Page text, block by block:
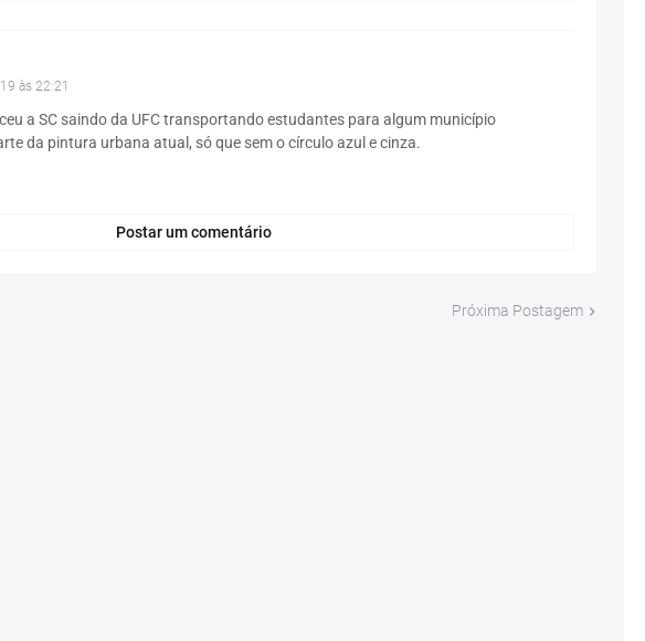
às 22:21
a SC saindo da UFC transportando estudantes para algum município
da pintura urbana atual, só que sem o círculo azul e cinza.
Postar um comentário
Próxima Postagem